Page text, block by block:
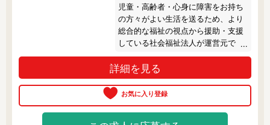
児童・高齢者・心身に障害をお持ち
の方々がよい生活を送るため、より
総合的な福祉の視点から援助・支援
している社会福祉法人が運営元で
す。
慣れるまでは先輩保育士がしっかり
サポート！未経験の方でも安心して
無料駐車場を完備しているので、毎
詳細を見る